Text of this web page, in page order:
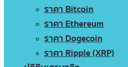
ราคา Bitcoin
ราคา Ethereum
ราคา Dogecoin
ราคา Ripple (XRP)